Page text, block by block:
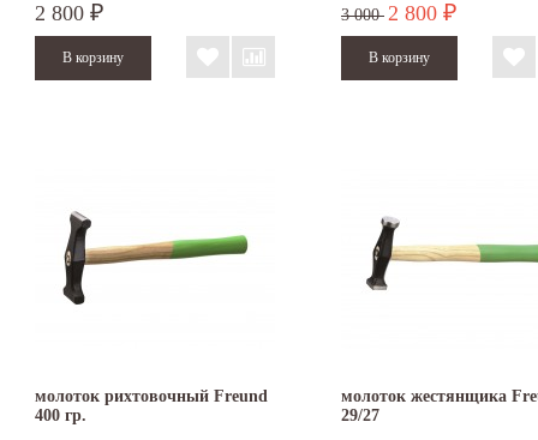
2 800 ₽ 3 000 2 800 ₽
молоток рихтовочный Freund
400 гр.
молоток жестянщика
29/27